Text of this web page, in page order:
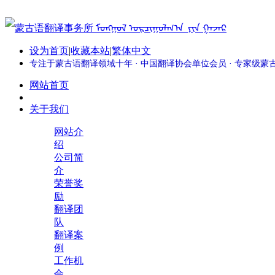
设为首页|收藏本站|繁体中文
专注于蒙古语翻译领域十年 · 中国翻译协会单位会员 · 专家级蒙
网站首页
关于我们
网站介
绍
公司简
介
荣誉奖
励
翻译团
队
翻译案
例
工作机